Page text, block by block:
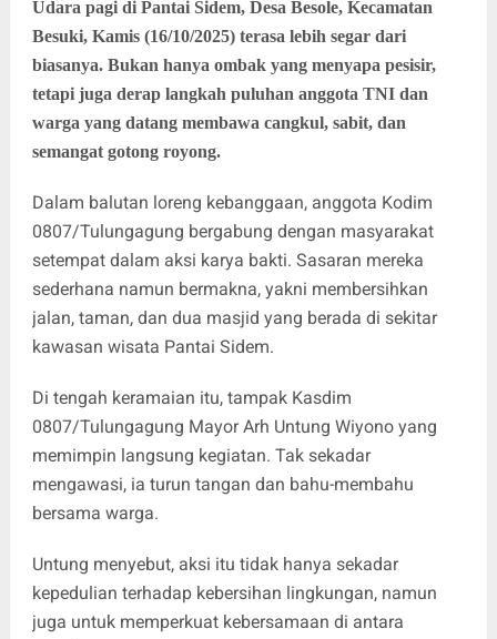
Udara pagi di Pantai Sidem, Desa Besole, Kecamatan
Besuki, Kamis (16/10/2025) terasa lebih segar dari
biasanya. Bukan hanya ombak yang menyapa pesisir,
tetapi juga derap langkah puluhan anggota TNI dan
warga yang datang membawa cangkul, sabit, dan
semangat gotong royong.
Dalam balutan loreng kebanggaan, anggota Kodim
0807/Tulungagung bergabung dengan masyarakat
setempat dalam aksi karya bakti. Sasaran mereka
sederhana namun bermakna, yakni membersihkan
jalan, taman, dan dua masjid yang berada di sekitar
kawasan wisata Pantai Sidem.
Di tengah keramaian itu, tampak Kasdim
0807/Tulungagung Mayor Arh Untung Wiyono yang
memimpin langsung kegiatan. Tak sekadar
mengawasi, ia turun tangan dan bahu-membahu
bersama warga.
Untung menyebut, aksi itu tidak hanya sekadar
kepedulian terhadap kebersihan lingkungan, namun
juga untuk memperkuat kebersamaan di antara